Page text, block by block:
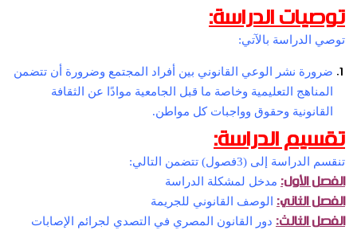
توصيات الدراسة:
توصي الدراسة بالآتي:
ضرورة نشر الوعي القانوني بين أفراد المجتمع وضرورة أن تتضمن
المناهج التعليمية وخاصة ما قبل الجامعية موادًا عن الثقافة
القانونية وحقوق وواجبات كل مواطن.
تقسيم الدراسة:
تنقسم الدراسة إلى (3فصول) تتضمن التالي:
الفصل الأول: مدخل لمشكلة الدراسة
الفصل الثاني:
الوصف القانوني للجريمة
الفصل الثالث: دور القانون المصري في التصدي لجرائم الإصابات